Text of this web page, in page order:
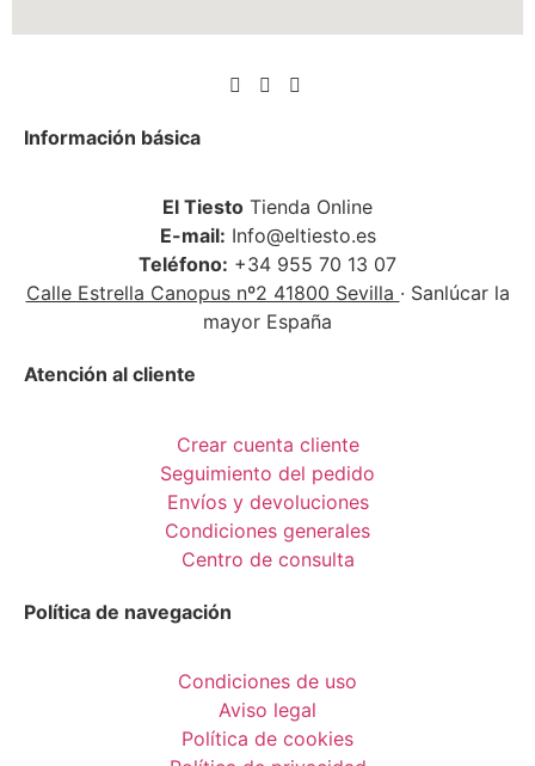
Información básica
El Tiesto Tienda Online
E-mail: Info@eltiesto.es
Teléfono: +34 955 70 13 07
Calle Estrella Canopus nº2 41800 Sevilla · Sanlúcar la
mayor España
Atención al cliente
Crear cuenta cliente
Seguimiento del pedido
Envíos y devoluciones
Condiciones generales
Centro de consulta
Política de navegación
Condiciones de uso
Aviso legal
Política de cookies